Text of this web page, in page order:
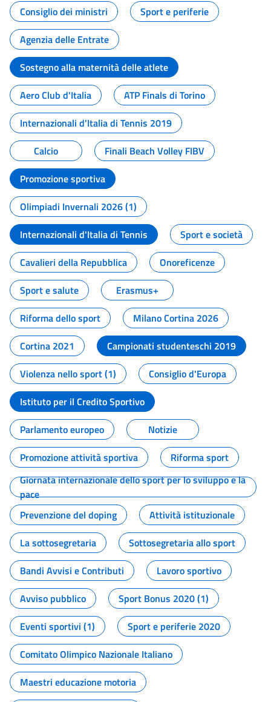
Consiglio dei ministri
Sport e periferie
Agenzia delle Entrate
Sostegno alla maternità delle atlete
Aero Club d'Italia
ATP Finals di Torino
Internazionali d'Italia di Tennis 2019
Calcio
Finali Beach Volley FIBV
Promozione sportiva
Olimpiadi Invernali 2026 (1)
Internazionali d'Italia di Tennis
Sport e società
Cavalieri della Repubblica
Onoreficenze
Sport e salute
Erasmus+
Riforma dello sport
Milano Cortina 2026
Cortina 2021
Campionati studenteschi 2019
Violenza nello sport (1)
Consiglio d'Europa
Istituto per il Credito Sportivo
Parlamento europeo
Notizie
Promozione attività sportiva
Riforma sport
Giornata internazionale dello sport per lo sviluppo e la
pace
Prevenzione del doping
Attività istituzionale
La sottosegretaria
Sottosegretaria allo sport
Bandi Avvisi e Contributi
Lavoro sportivo
Avviso pubblico
Sport Bonus 2020 (1)
Eventi sportivi (1)
Sport e periferie 2020
Comitato Olimpico Nazionale Italiano
Maestri educazione motoria